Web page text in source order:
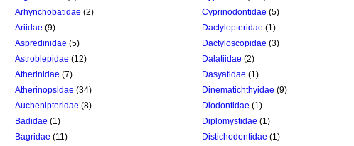
Arhynchobatidae (2) Cyprinodontidae (5)
Ariidae (9) Dactylopteridae (1)
Aspredinidae (5) Dactyloscopidae (3)
Astroblepidae (12) Dalatiidae (2)
Atherinidae (7) Dasyatidae (1)
Atherinopsidae (34) Dinematichthyidae (9)
Auchenipteridae (8) Diodontidae (1)
Badidae (1) Diplomystidae (1)
Bagridae (11) Distichodontidae (1)